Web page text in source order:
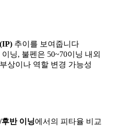
추이를 보여줍니다
닝, 불펜은 50~70이닝 내외
상이나 역할 변경 가능성
반 이닝에서의 피타율 비교